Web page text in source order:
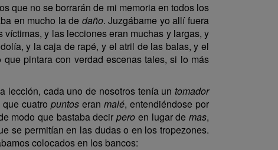
que no se borrarán de mi memoria en todos los
en mucho la de daño. Juzgábame yo allí fuera
y las lecciones eran muchas y largas, y
y la caja de rapé, y el atril de las balas, y el
pintara con verdad escenas tales, si lo más
lección, cada uno de nosotros tenía un tomador
que cuatropuntos eranmalé, entendiéndose por
modo que bastaba decirpero en lugar demas,
se permitían en las dudas o en los tropezones.
colocados en los bancos: